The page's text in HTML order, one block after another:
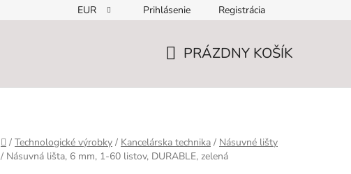
EUR Prihlásenie Registrácia
PRÁZDNY KOŠÍK
Domov
/ Technologické výrobky / Kancelárska technika / Násuvné lišty
/ Násuvná lišta, 6 mm, 1-60 listov, DURABLE, zelená